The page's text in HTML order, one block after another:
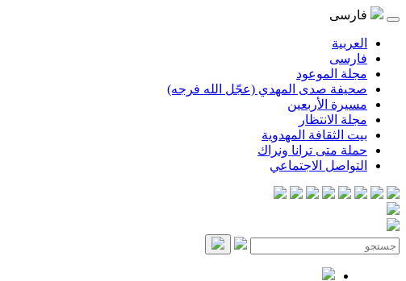
فارسی
العربية
فارسی
مجلة الموعود
صحيفة صدى المهدي (عجّل الله فرجه)
مسيرة الأربعين
مجلة الانتظار
بيت الثقافة المهدوية
حملة متى ترانا ونراك
التواصل الاجتماعي